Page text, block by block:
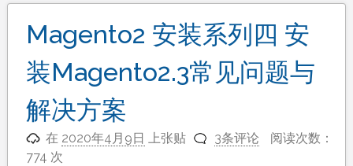
Magento2 安装系列四 安
装Magento2.3常见问题与
解决方案
在 2020年4月9日 上张贴 3条评论
阅读次数：
774 次